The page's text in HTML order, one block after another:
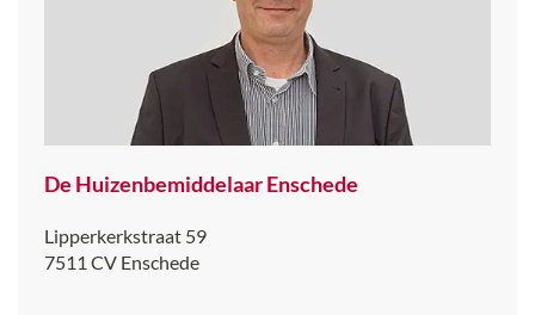
De Huizenbemiddelaar Enschede
Lipperkerkstraat 59
7511 CV Enschede